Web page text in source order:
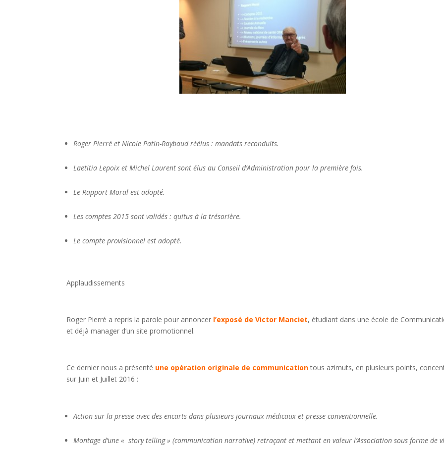
Roger Pierré et Nicole Patin-Raybaud réélus : mandats reconduits.
Laetitia Lepoix et Michel Laurent sont élus au Conseil d’Administration pour la première fois.
Le Rapport Moral est adopté.
Les comptes 2015 sont validés : quitus à la trésorière.
Le compte provisionnel est adopté.
Applaudissements
Roger Pierré a repris la parole pour annoncer l’exposé de Victor Manciet, étudiant dans une école de
et déjà manager d’un site promotionnel.
Ce dernier nous a présenté une opération originale de communication tous azimuts, en plusieurs points,
sur Juin et Juillet 2016 :
Action sur la presse avec des encarts dans plusieurs journaux médicaux et presse conventionnelle.
Montage d’une « story telling » (communication narrative) retraçant et mettant en valeur l’Association sous forme de